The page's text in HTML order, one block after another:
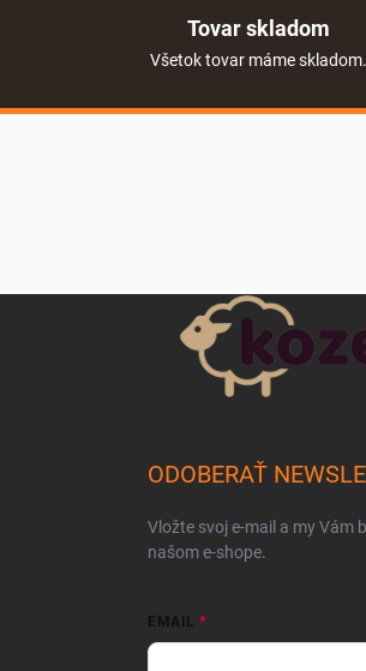
Tovar skladom
Všetok tovar máme skladom.
ODOBERAŤ
Vložte svoj e-mail a my Vám
našom e-shope.
EMAIL